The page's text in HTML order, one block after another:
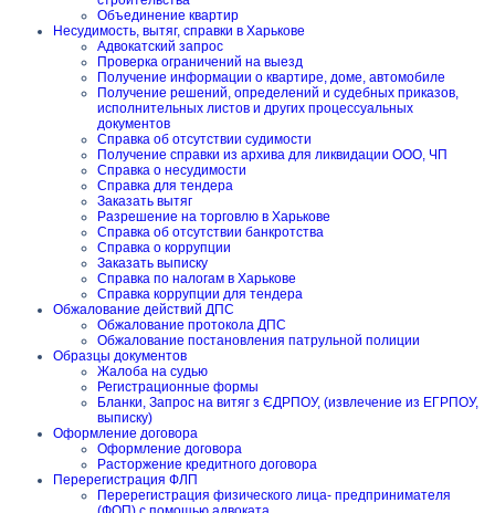
Объединение квартир
Несудимость, вытяг, справки в Харькове
Адвокатский запрос
Проверка ограничений на выезд
Получение информации о квартире, доме, автомобиле
Получение решений, определений и судебных приказов,
исполнительных листов и других процессуальных
документов
Справка об отсутствии судимости
Получение справки из архива для ликвидации ООО, ЧП
Справка о несудимости
Справка для тендера
Заказать вытяг
Разрешение на торговлю в Харькове
Справка об отсутствии банкротства
Справка о коррупции
Заказать выписку
Справка по налогам в Харькове
Справка коррупции для тендера
Обжалование действий ДПС
Обжалование протокола ДПС
Обжалование постановления патрульной полиции
Образцы документов
Жалоба на судью
Регистрационные формы
Бланки, Запрос на витяг з ЄДРПОУ, (извлечение из ЕГРПОУ,
выписку)
Оформление договора
Оформление договора
Расторжение кредитного договора
Перерегистрация ФЛП
Перерегистрация физического лица- предпринимателя